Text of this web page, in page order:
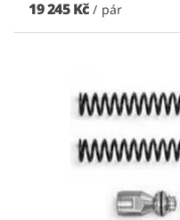
19 245 Kč/ pár